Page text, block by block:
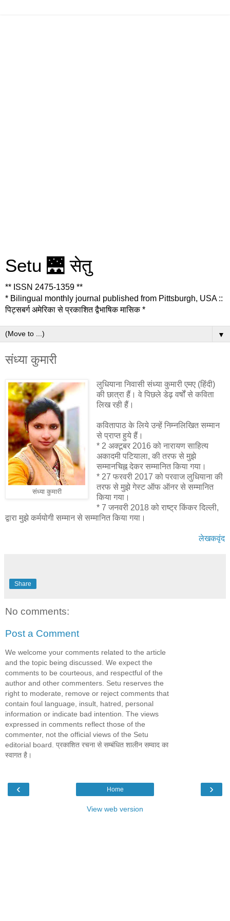
Setu 🌉 सेतु
** ISSN 2475-1359 **
* Bilingual monthly journal published from Pittsburgh, USA ::
पिट्सबर्ग अमेरिका से प्रकाशित द्वैभाषिक मासिक *
▼
संध्या कुमारी
संध्या कुमारी
लुधियाना निवासी संध्या कुमारी एमए (हिंदी)
की छात्रा हैं। वे पिछले डेढ़ वर्षों से कविता
लिख रही हैं।
कवितापाठ के लिये उन्हें निम्नलिखित सम्मान
से प्राप्त हुये हैं।
* 2 अक्टूबर 2016 को नारायण साहित्य
अकादमी पटियाला, की तरफ से मुझे
सम्मानचिह्न देकर सम्मानित किया गया।
* 27 फरवरी 2017 को परवाज लुधियाना की
तरफ से मुझे गेस्ट ऑफ ऑनर से सम्मानित
किया गया।
* 7 जनवरी 2018 को राष्ट्र किंकर दिल्ली,
द्वारा मुझे कर्मयोगी सम्मान से सम्मानित किया गया।
लेखकवृंद
Share
No comments:
Post a Comment
We welcome your comments related to the article
and the topic being discussed. We expect the
comments to be courteous, and respectful of the
author and other commenters. Setu reserves the
right to moderate, remove or reject comments that
contain foul language, insult, hatred, personal
information or indicate bad intention. The views
expressed in comments reflect those of the
commenter, not the official views of the Setu
editorial board. प्रकाशित रचना से सम्बंधित शालीन सम्वाद का
स्वागत है।
‹ ›
Home
View web version